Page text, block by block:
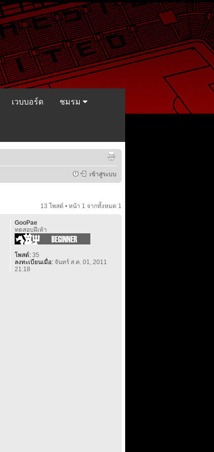
เวบบอร์ด ชมรม
เข้าสู่ระบบ
13 โพสต์ • หน้า 1 จากทั้งหมด 1
GooPae
ทดสอบฝีเท้า
โพสต์:35
ลงทะเบียนเมื่อ:จันทร์ ส.ค. 01, 2011
21:18